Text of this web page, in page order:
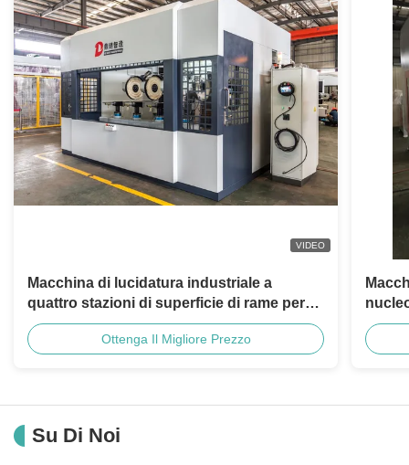
VIDEO
Macchina di lucidatura industriale a
quattro stazioni di superficie di rame per
l'installazione di articoli igienici
Ottenga Il Migliore Prezzo
Su Di Noi